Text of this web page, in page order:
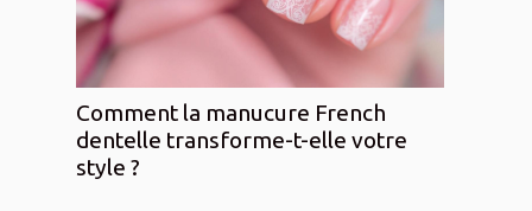
Comment la manucure French
dentelle transforme-t-elle votre
style ?